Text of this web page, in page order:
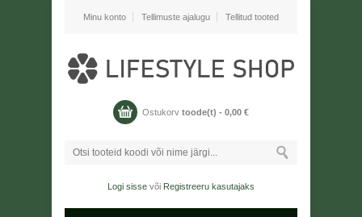
Minu konto Tellimuste ajalugu Tellitud tooted
Ostukorv toode(t) - 0,00 €
Logi sisse või Registreeru kasutajaks